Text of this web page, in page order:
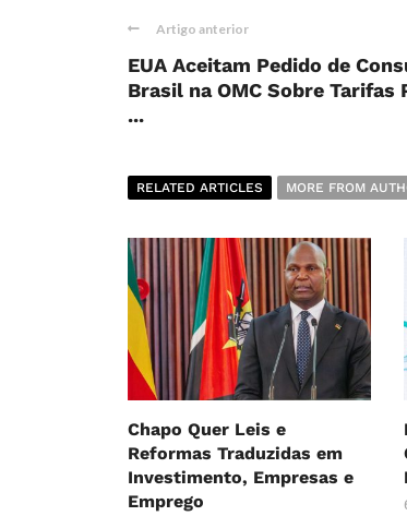
Artigo anterior
EUA Aceitam Pedido de
Brasil na OMC Sobre Tarifas
...
RELATED ARTICLES MORE FROM
Chapo Quer Leis e
Reformas Traduzidas em
Investimento, Empresas e
Emprego